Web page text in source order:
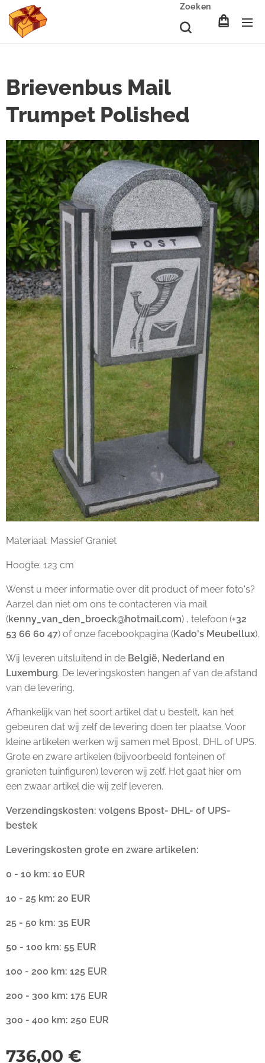
Zoeken
Brievenbus Mail
Trumpet Polished
Materiaal: Massief Graniet
Hoogte: 123 cm
Wenst u meer informatie over dit product of meer foto's?
Aarzel dan niet om ons te contacteren via mail
(kenny_van_den_broeck@hotmail.com) , telefoon (+32
53 66 60 47) of onze facebookpagina (Kado's Meubellux).
Wij leveren uitsluitend in de België, Nederland en
Luxemburg. De leveringskosten hangen af van de afstand
van de levering.
Afhankelijk van het soort artikel dat u bestelt, kan het
gebeuren dat wij zelf de levering doen ter plaatse. Voor
kleine artikelen werken wij samen met Bpost, DHL of UPS.
Grote en zware artikelen (bijvoorbeeld fonteinen of
granieten tuinfiguren) leveren wij zelf. Het gaat hier om
een zwaar artikel die wij zelf leveren.
Verzendingskosten: volgens Bpost- DHL- of UPS-
bestek
Leveringskosten grote en zware artikelen:
0 - 10 km: 10 EUR
10 - 25 km: 20 EUR
25 - 50 km: 35 EUR
50 - 100 km: 55 EUR
100 - 200 km: 125 EUR
200 - 300 km: 175 EUR
300 - 400 km: 250 EUR
736,00 €